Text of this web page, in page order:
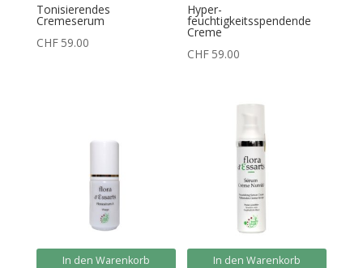
Tonisierendes
Cremeserum
CHF 59.00
Hyper-
feuchtigkeitsspendende
Creme
CHF 59.00
In den Warenkorb In den Warenkorb